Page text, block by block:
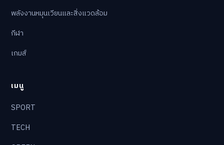
พลังงานหมุนเวียนและสิ่งแวดล้อม
กีฬา
เกมส์
เมนู
SPORT
TECH